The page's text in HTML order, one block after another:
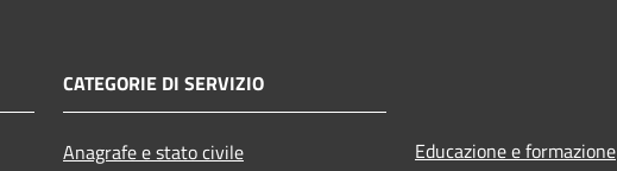
CATEGORIE DI SERVIZIO
Anagrafe e stato civile Educazione e formazione